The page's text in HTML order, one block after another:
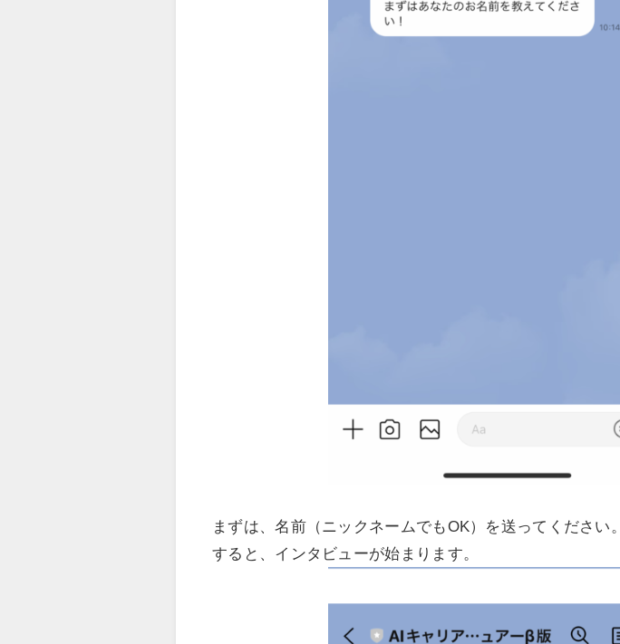
まずは、名前（ニックネームでもOK）を送ってください。
すると、インタビューが始まります。